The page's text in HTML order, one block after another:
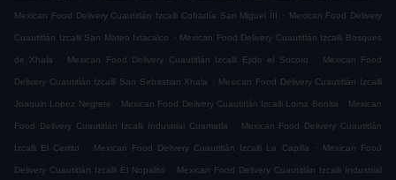
Mexican Food Delivery Cuautitlán Izcalli Cofradía San Miguel ÌII . Mexican Food Delivery
Cuautitlán Izcalli San Mateo Ixtacalco . Mexican Food Delivery Cuautitlán Izcalli Bosques
de Xhala . Mexican Food Delivery Cuautitlán Izcalli Ejido el Socoro . Mexican Food
Delivery Cuautitlán Izcalli San Sebastian Xhala . Mexican Food Delivery Cuautitlán Izcalli
Joaquin Lopez Negrete . Mexican Food Delivery Cuautitlán Izcalli Loma Bonita . Mexican
Food Delivery Cuautitlán Izcalli Industrial Cuamatla . Mexican Food Delivery Cuautitlán
Izcalli El Cerrito . Mexican Food Delivery Cuautitlán Izcalli La Capilla . Mexican Food
Delivery Cuautitlán Izcalli El Nopalito . Mexican Food Delivery Cuautitlán Izcalli Industrial